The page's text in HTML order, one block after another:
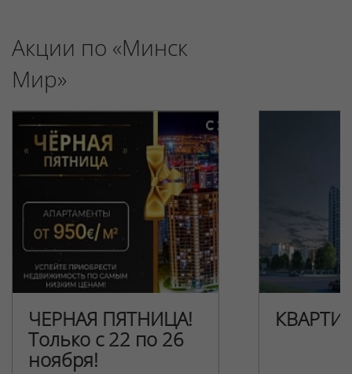
Акции по «Минск
Мир»
ЧЕРНАЯ ПЯТНИЦА!
Только с 22 по 26
ноября!